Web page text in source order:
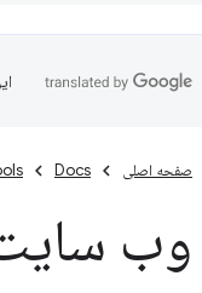
صفحه اصلی Docs
وب سایت